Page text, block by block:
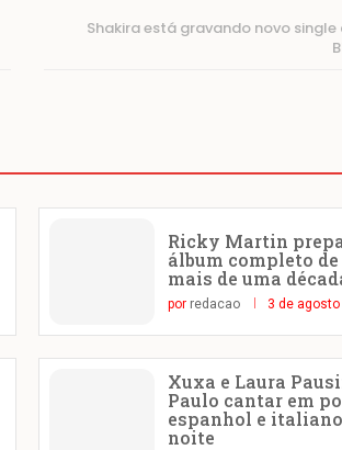
Shakira está gravando novo
Ricky Martin
álbum completo
mais de uma
por redacao 3 de
Xuxa e Laura
Paulo cantar em
espanhol e
noite